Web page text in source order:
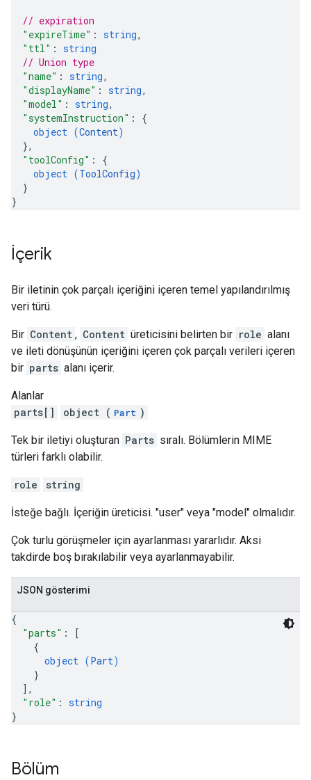
// expiration
"expireTime" : string,
"ttl" : string
// Union type
"name" : string,
"displayName" : string,
"model" : string,
"systemInstruction" : {
object (Content)
},
"toolConfig" : {
object (ToolConfig)
}
}
İçerik
Bir iletinin çok parçalı içeriğini içeren temel yapılandırılmış
veri türü.
Bir Content , Content üreticisini belirten bir role alanı
ve ileti dönüşünün içeriğini içeren çok parçalı verileri içeren
bir parts alanı içerir.
Alanlar
parts[]
object ( Part )
Tek bir iletiyi oluşturan Parts sıralı. Bölümlerin MIME
türleri farklı olabilir.
role string
İsteğe bağlı. İçeriğin üreticisi. "user" veya "model" olmalıdır.
Çok turlu görüşmeler için ayarlanması yararlıdır. Aksi
takdirde boş bırakılabilir veya ayarlanmayabilir.
JSON gösterimi
{
"parts" :
[
{
object (Part)
}
] ,
"role" : string
}
Bölüm